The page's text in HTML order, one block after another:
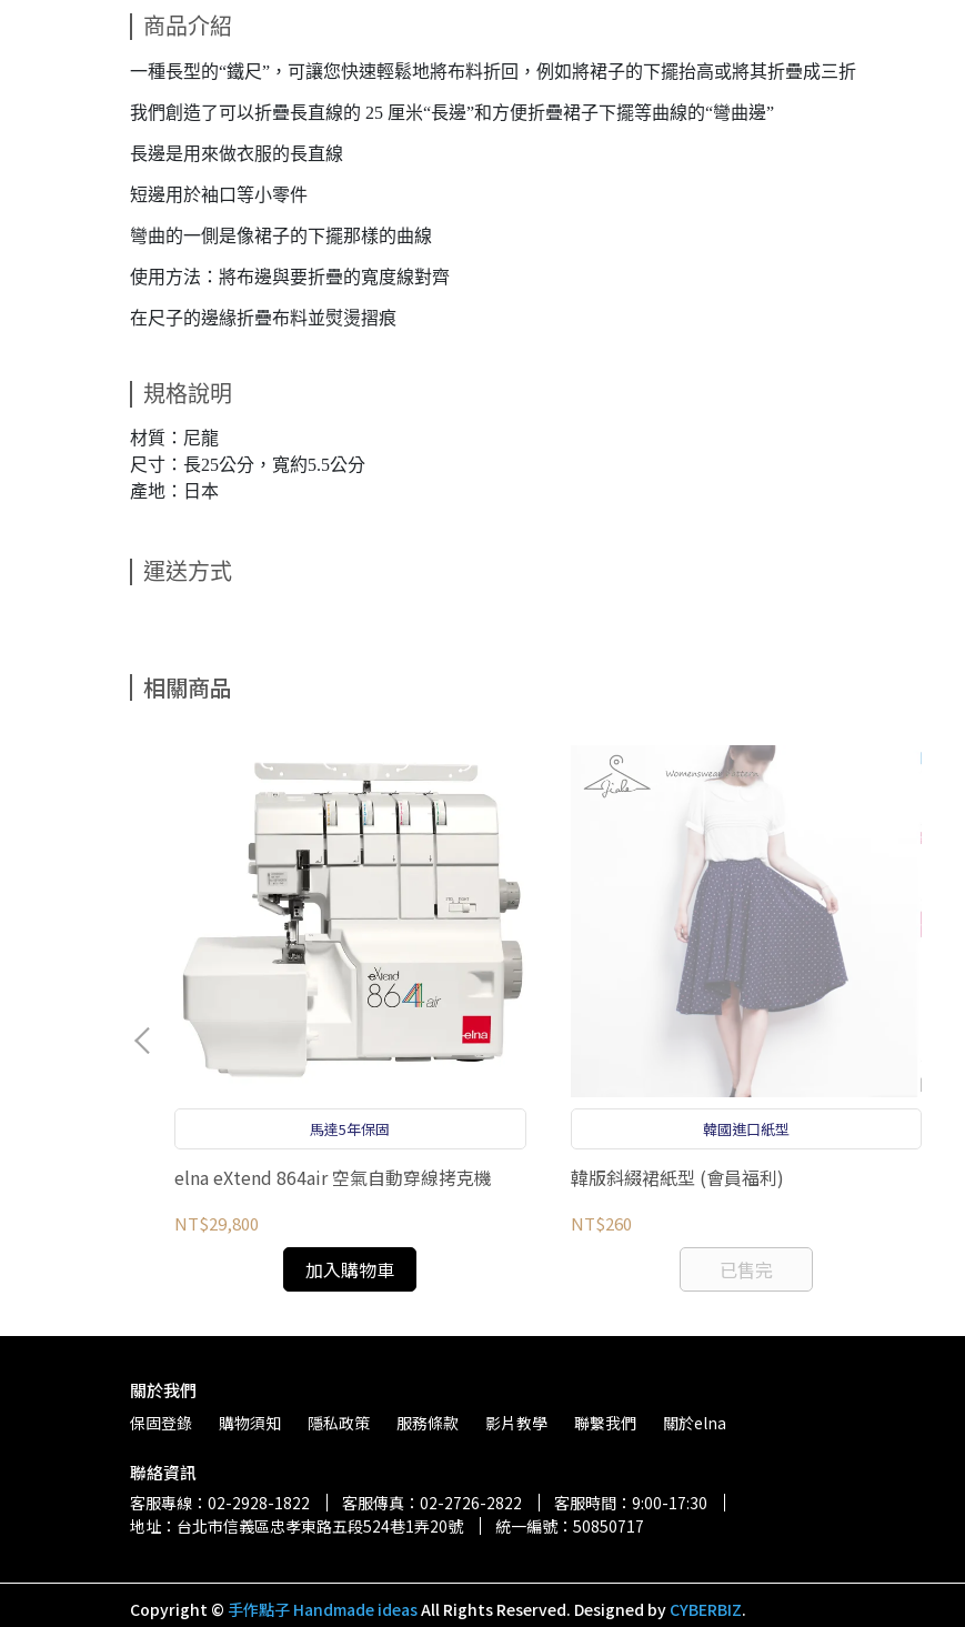
商品介紹
一種長型的“鐵尺”，可讓您快速輕鬆地將布料折回，例如將裙子的下擺抬高或將其折疊成三折
我們創造了可以折疊長直線的 25 厘米“長邊”和方便折疊裙子下擺等曲線的“彎曲邊”
長邊是用來做衣服的長直線
短邊用於袖口等小零件
彎曲的一側是像裙子的下擺那樣的曲線
使用方法：將布邊與要折疊的寬度線對齊
在尺子的邊緣折疊布料並熨燙摺痕
規格說明
材質：尼龍
尺寸：長25公分，寬約5.5公分
產地：日本
運送方式
相關商品
馬達5年保固
elna eXtend 864air 空氣自動穿線拷克機
NT$29,800
加入購物車
韓國進口紙型
韓版斜綴裙紙型 (會員福利)
NT$260
已售完
關於我們
保固登錄 購物須知 隱私政策 服務條款 影片教學 聯繫我們 關於elna
聯絡資訊
客服專線：02-2928-1822 客服傳真：02-2726-2822
客服時間：9:00-17:30
地址：台北市信義區忠孝東路五段524巷1弄20號
統一編號：50850717
Copyright © 手作點子 Handmade ideasAll Rights Reserved. Designed by CYBERBIZ.